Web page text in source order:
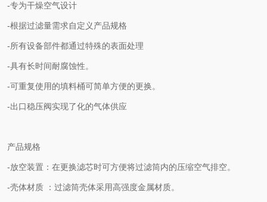
-专为干燥空气设计
-根据过滤量需求自定义产品规格
-所有设备部件都通过特殊的表面处理
-具有长时间耐腐蚀性。
-可重复使用的填料桶可简单方便的更换。
-出口稳压阀实现了化的气体供应
产品规格
-放空装置：在更换滤芯时可方便将过滤筒内的压缩空气排空。
-壳体材质 ：过滤筒壳体采用高强度金属材质。